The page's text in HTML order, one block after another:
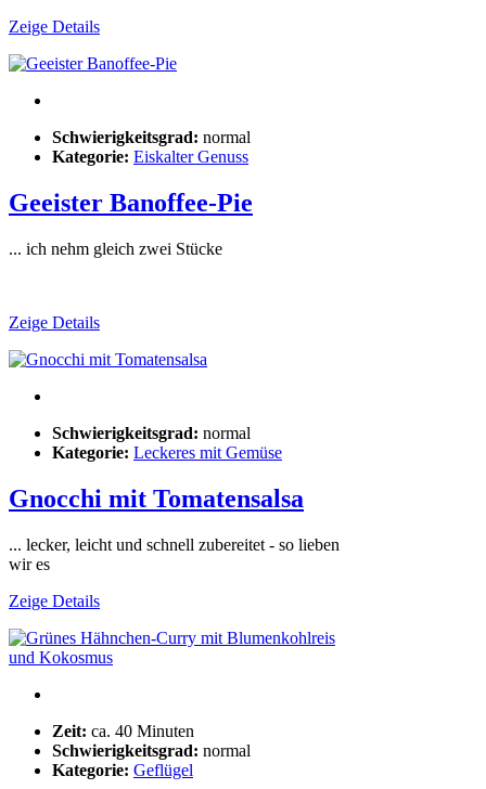
Zeige Details
Schwierigkeitsgrad: normal
Kategorie: Eiskalter Genuss
Geeister Banoffee-Pie
... ich nehm gleich zwei Stücke
Zeige Details
Schwierigkeitsgrad: normal
Kategorie: Leckeres mit Gemüse
Gnocchi mit Tomatensalsa
... lecker, leicht und schnell zubereitet - so lieben
wir es
Zeige Details
Zeit: ca. 40 Minuten
Schwierigkeitsgrad: normal
Kategorie: Geflügel